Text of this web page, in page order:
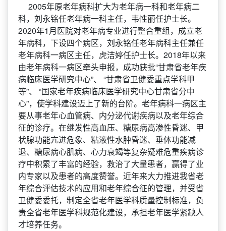
2005年原老年病科扩大为老年病一科和老年病二
科，刘永铭任老年病一科主任，韦性丽任护士长。
2020年1月医院对老年病专业进行整合重组，成立老
年病科，下设四个病区，刘永铭任老年病科主任兼任
老年病科一病区主任，虎洁婷任护士长。2018年以来
由老年病科一病区牵头申报，成功获批“甘肃省老年疾
病临床医学研究中心”、 “甘肃省卫健委重点学科甲
等”、 “国家老年疾病临床医学研究中心甘肃省分中
心”，使学科建设迈上了新的台阶。老年病科一病区主
要从事老年心血管病、内分泌代谢疾病以及老年综合
征的诊疗。在继发性高血压、糖尿病高渗性昏迷、甲
状腺功能亢进危象、粘液性水肿昏迷、垂体功能减
退、糖尿病心肌病、心力衰竭等复杂疑难危重疾病诊
疗中积累了丰富的经验，救治了大量患者，赢得了业
内专家以及患者的高度赞誉。近年来大力推进我省老
年综合评估技术的应用和老年综合征的管理，并受省
卫健委委托，制定全省老年医学科质量控制标准，负
责全省老年医学科规范化建设，承担老年医学紧缺人
才培养任务。